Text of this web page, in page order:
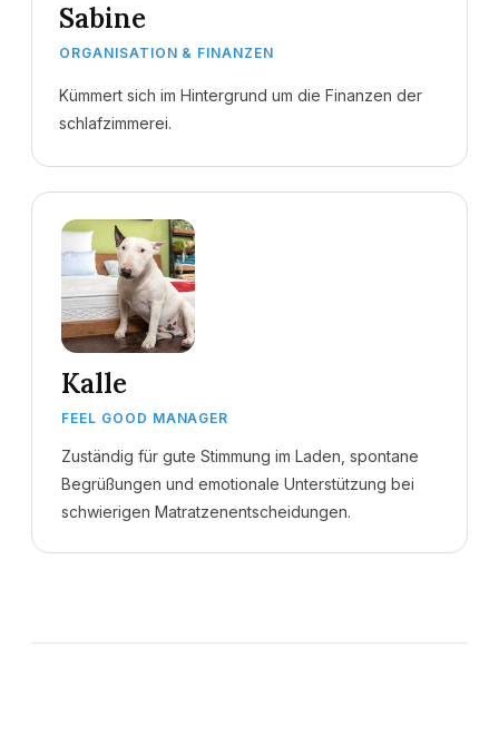
Sabine
ORGANISATION & FINANZEN
Kümmert sich im Hintergrund um die Finanzen der
schlafzimmerei.
Kalle
FEEL GOOD MANAGER
Zuständig für gute Stimmung im Laden, spontane
Begrüßungen und emotionale Unterstützung bei
schwierigen Matratzenentscheidungen.